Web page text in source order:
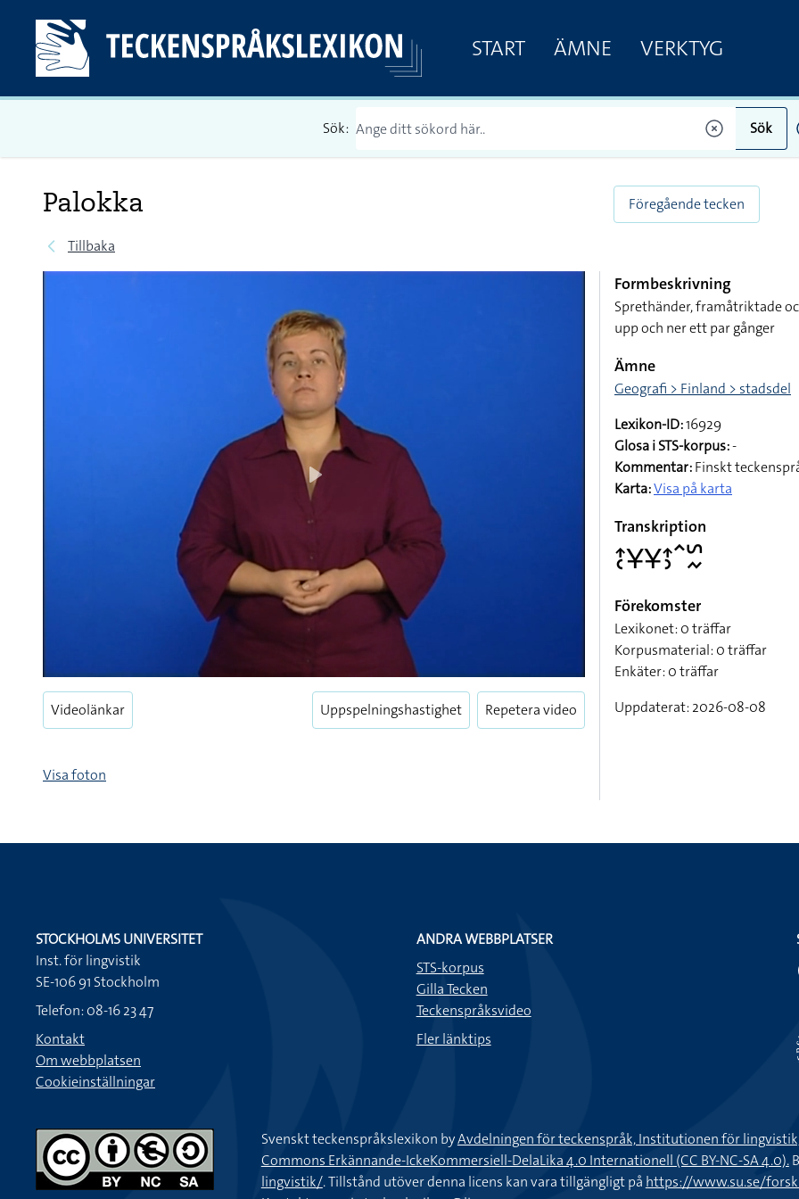
START ÄMNE VERKTYG
Sök: Sök
Palokka
Tillbaka
Föregående tecken
Play
Enter
fullscreen
Play
Videolänkar Uppspelningshastighet Repetera video
Visa foton
Formbeskrivning
Sprethänder, framåtriktade
upp och ner ett par gånger
Ämne
Geografi > Finland > stadsdel
Lexikon-ID:16929
Glosa i STS-korpus:-
Kommentar:Finskt
Karta:Visa på karta
Transkription
􌤴􌥗􌥃􌥃􌤴􌤶􌥦􌥲􌦌
Förekomster
Lexikonet: 0 träffar
Korpusmaterial: 0 träffar
Enkäter: 0 träffar
Uppdaterat: 2026-08-08
STOCKHOLMS UNIVERSITET
Inst. för lingvistik
SE-106 91 Stockholm
Telefon: 08-16 23 47
Kontakt
Om webbplatsen
Cookieinställningar
ANDRA WEBBPLATSER
STS-korpus
Gilla Tecken
Teckenspråksvideo
Fler länktips
Svenskt teckenspråkslexikon byAvdelningen för teckenspråk, Institutionen för
Commons Erkännande-IckeKommersiell-DelaLika 4.0 Internationell (CC BY-NC-SA 4.0).
lingvistik/. Tillstånd utöver denna licens kan vara tillgängligt på https://www.su.se/